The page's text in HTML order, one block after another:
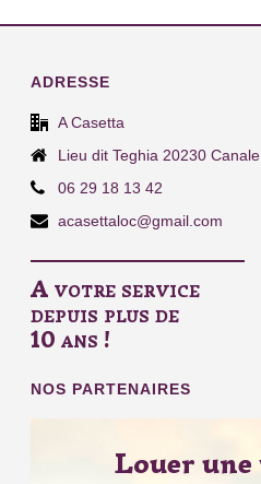
ADRESSE
A Casetta
Lieu dit Teghia 20230
06 29 18 13 42
acasettaloc@gmail.com
A votre service
depuis plus de
10 ans !
NOS PARTENAIRES
Louer